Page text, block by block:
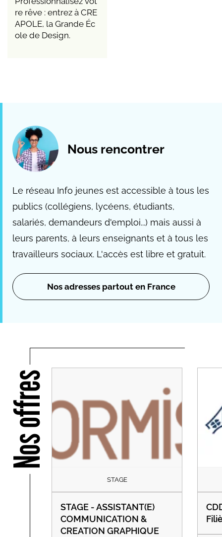
re rêve : entrez à CRE
APOLE, la Grande Éc
ole de Design.
Nous rencontrer
Le réseau Info jeunes est accessible à tous les
publics (collégiens, lycéens, étudiants,
salariés, demandeurs d'emploi...) mais aussi à
leurs parents, à leurs enseignants et à tous les
travailleurs sociaux. L'accès est libre et gratuit.
Nos adresses partout en France
Nos offres
STAGE
STAGE - ASSISTANT(E)
COMMUNICATION &
CREATION GRAPHIQUE